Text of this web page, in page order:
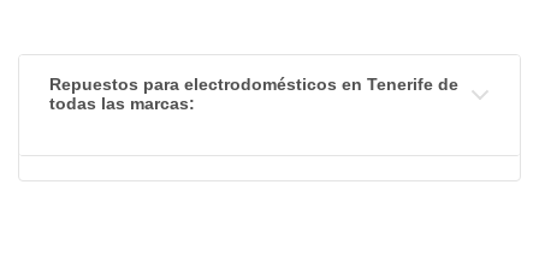
Repuestos para electrodomésticos en Tenerife de
todas las marcas: